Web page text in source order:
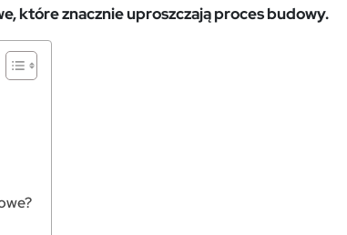
które znacznie uproszczają proces budowy.